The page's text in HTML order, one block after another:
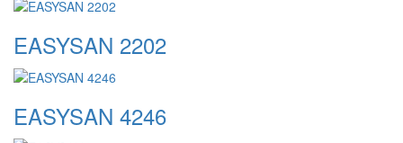
EASYSAN 2202
EASYSAN 4246